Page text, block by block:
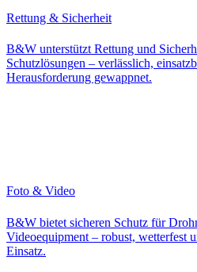
Rettung & Sicherheit
B&W unterstützt Rettung und
Schutzlösungen – verlässlich,
Herausforderung gewappnet.
Foto & Video
B&W bietet sicheren Schutz für
Videoequipment – robust, wetterfest
Einsatz.